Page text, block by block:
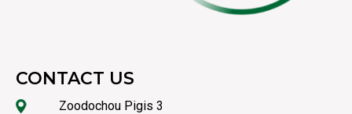
CONTACT US
Zoodochou Pigis 3